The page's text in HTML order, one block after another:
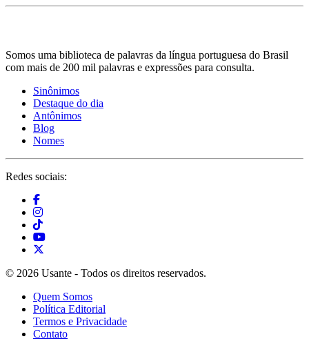
Somos uma biblioteca de palavras da língua portuguesa do Brasil
com mais de 200 mil palavras e expressões para consulta.
Sinônimos
Destaque do dia
Antônimos
Blog
Nomes
Redes sociais:
© 2026 Usante - Todos os direitos reservados.
Quem Somos
Política Editorial
Termos e Privacidade
Contato